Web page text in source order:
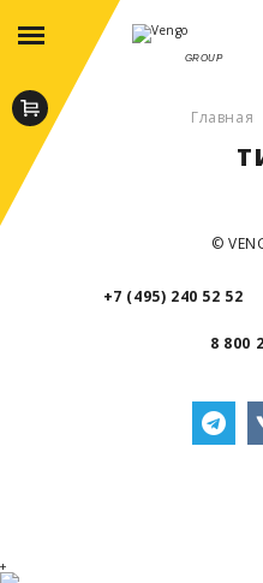
GROUP
Главная
©
+7 (495) 240 52 52
8 800
+